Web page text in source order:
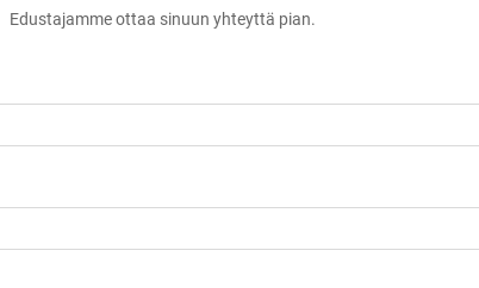
Edustajamme ottaa sinuun yhteyttä pian.